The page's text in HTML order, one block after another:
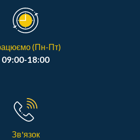
(Пн-Пт)
09:00-18:00
Зв'язок